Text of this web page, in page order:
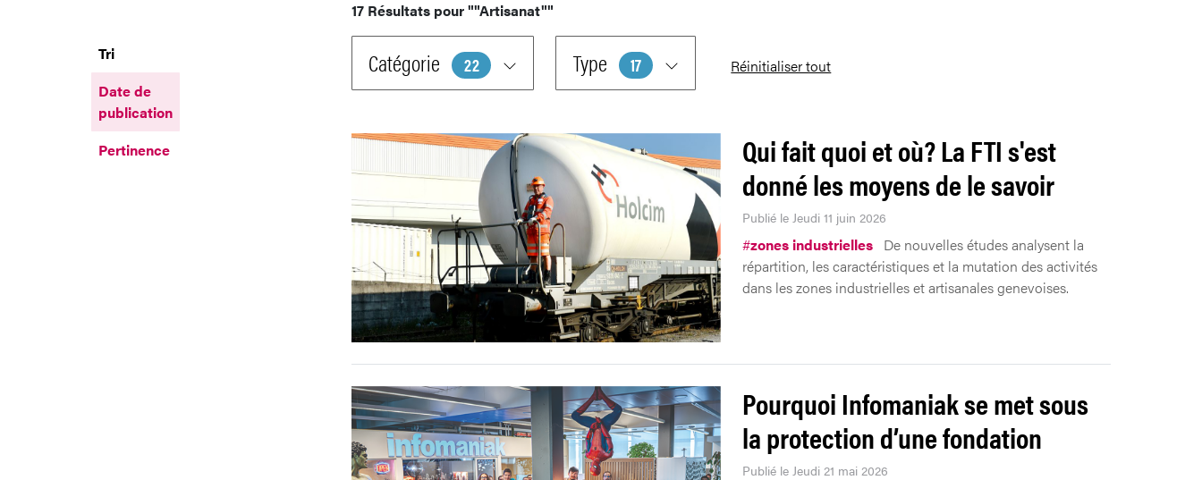
17 Résultats pour""Artisanat""
Tri
Date de
publication
Pertinence
Catégorie 22 Type 17 Réinitialiser tout
Qui fait quoi et où? La FTI s'est
donné les moyens de le savoir
Publié le Jeudi 11 juin 2026
#zones industrielles De nouvelles études analysent la
répartition, les caractéristiques et la mutation des activités
dans les zones industrielles et artisanales genevoises.
Pourquoi Infomaniak se met sous
la protection d’une fondation
Publié le Jeudi 21 mai 2026